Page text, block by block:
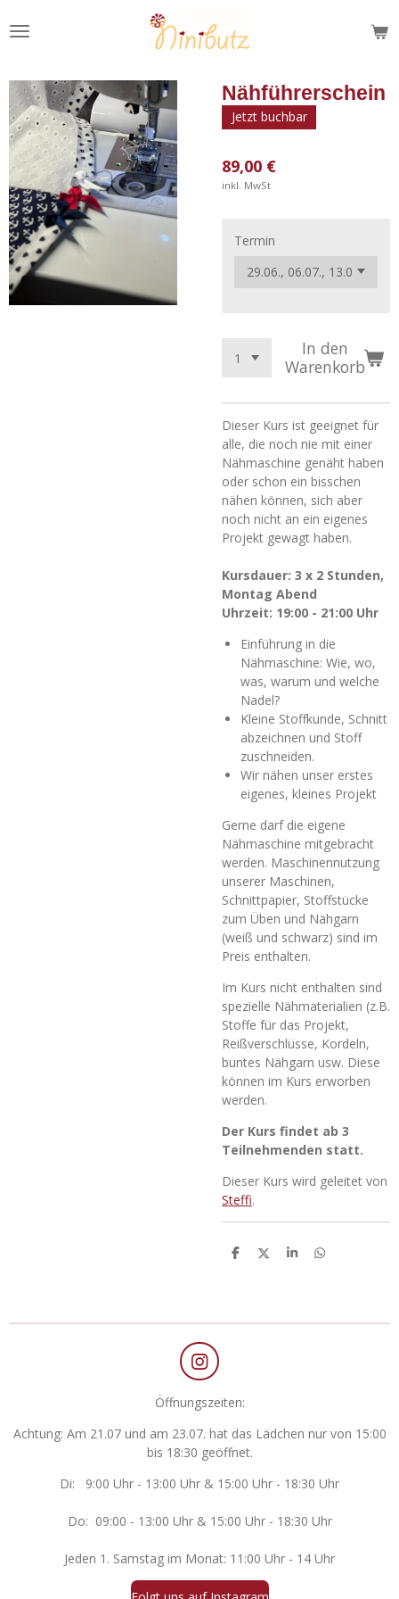
Hauptinhalt
Nähführerschein
Jetzt buchbar
89,00 €
inkl. MwSt
Termin
In den
Warenkorb
Dieser Kurs ist geeignet für
alle, die noch nie mit einer
Nähmaschine genäht haben
oder schon ein bisschen
nähen können, sich aber
noch nicht an ein eigenes
Projekt gewagt haben.
Kursdauer: 3 x 2 Stunden,
Montag Abend
Uhrzeit: 19:00 - 21:00 Uhr
Einführung in die
Nähmaschine: Wie, wo,
was, warum und welche
Nadel?
Kleine Stoffkunde, Schnitt
abzeichnen und Stoff
zuschneiden.
Wir nähen unser erstes
eigenes, kleines Projekt
Gerne darf die eigene
Nähmaschine mitgebracht
werden. Maschinennutzung
unserer Maschinen,
Schnittpapier, Stoffstücke
zum Üben und Nähgarn
(weiß und schwarz) sind im
Preis enthalten.
Im Kurs nicht enthalten sind
spezielle Nähmaterialien (z.B.
Stoffe für das Projekt,
Reißverschlüsse, Kordeln,
buntes Nähgarn usw. Diese
können im Kurs erworben
werden.
Der Kurs findet ab 3
Teilnehmenden statt.
Dieser Kurs wird geleitet von
Steffi.
T
n
T
n
T
n
T
n
I
n
s
t
a
g
r
m
Öffnungszeiten:
Achtung: Am 21.07 und am 23.07. hat das Lädchen nur von 15:00
bis 18:30 geöffnet.
Di: 9:00 Uhr - 13:00 Uhr & 15:00 Uhr - 18:30 Uhr
Do: 09:00 - 13:00 Uhr & 15:00 Uhr - 18:30 Uhr
Jeden 1. Samstag im Monat: 11:00 Uhr - 14 Uhr